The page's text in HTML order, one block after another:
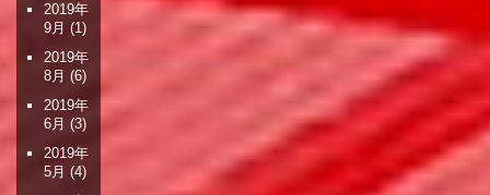
2019年
9月 (1)
2019年
8月 (6)
2019年
6月 (3)
2019年
5月 (4)